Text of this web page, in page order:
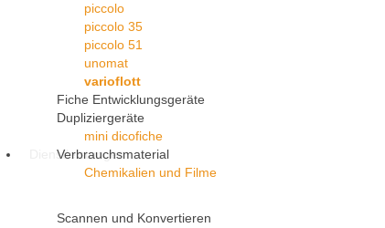
piccolo
piccolo 35
piccolo 51
unomat
varioflott
Fiche Entwicklungsgeräte
Dupliziergeräte
mini dicofiche
Verbrauchsmaterial
Chemikalien und Filme
Dienstleistungen
Scannen und Konvertieren